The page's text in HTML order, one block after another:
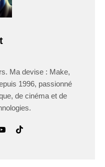
Ma devise : Make,
1996, passionné
de cinéma et de